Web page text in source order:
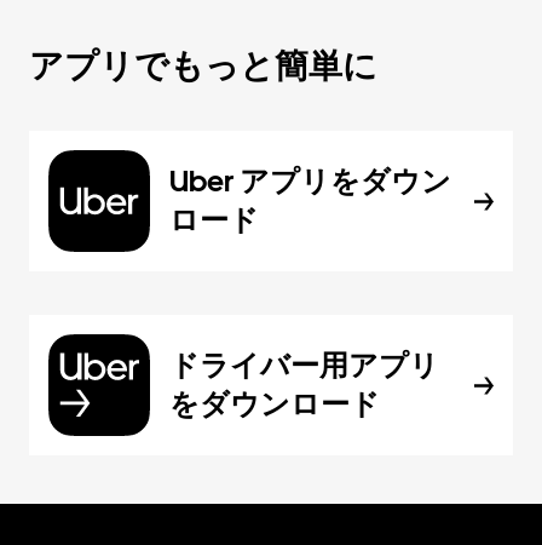
アプリでもっと簡単に
Uber アプリをダウン
ロード
ドライバー用アプリ
をダウンロード